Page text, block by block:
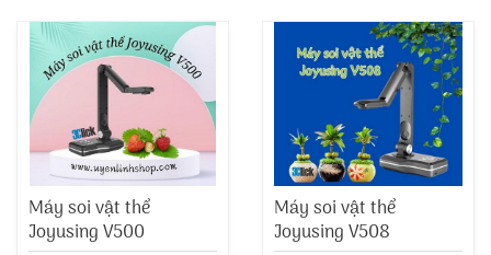
Máy soi vật thể
Joyusing V500
Máy soi vật thể
Joyusing V508